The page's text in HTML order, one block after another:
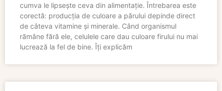
cumva le lipsește ceva din alimentație. Întrebarea este
corectă: producția de culoare a părului depinde direct
de câteva vitamine și minerale. Când organismul
rămâne fără ele, celulele care dau culoare firului nu mai
lucrează la fel de bine. Îți explicăm